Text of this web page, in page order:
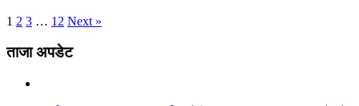
1 2 3 … 12 Next »
ताजा अपडेट